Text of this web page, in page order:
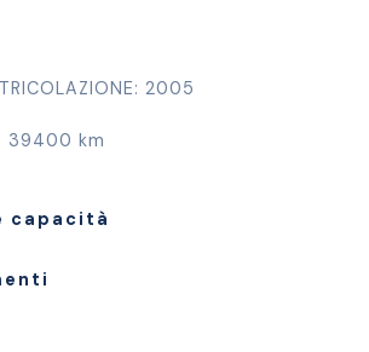
2005
39400 km
capacità